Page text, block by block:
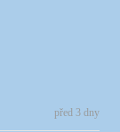
před 3 dny